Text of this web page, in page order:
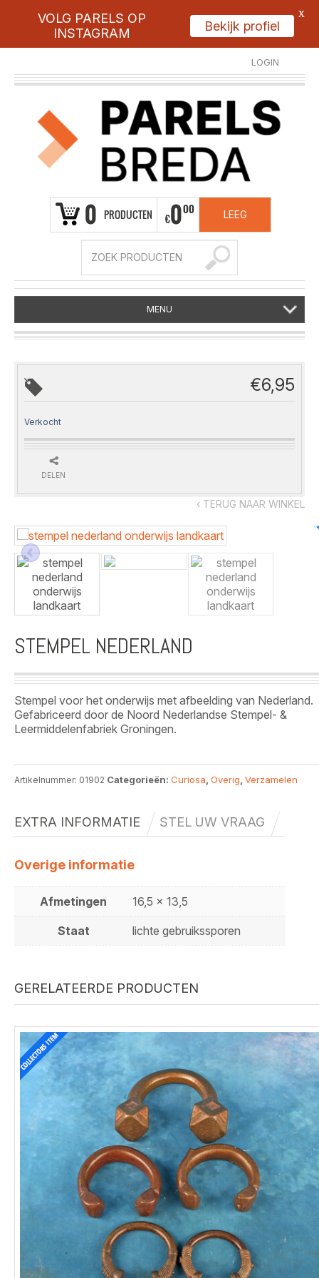
LOGIN
REGISTREER
0 PRODUCTEN €000 LEEG
MENU
‹ TERUG NAAR WINKEL
STEMPEL NEDERLAND
Stempel voor het onderwijs met afbeelding van Nederland.
Gefabriceerd door de Noord Nederlandse Stempel- &
Leermiddelenfabriek Groningen.
Artikelnummer: 01902 Categorieën: Curiosa Overig Verzamelen
EXTRA INFORMATIE STEL UW VRAAG
Overige informatie
Afmetingen 16,5 x 13,5
Staat lichte gebruikssporen
GERELATEERDE PRODUCTEN
€6,95
Verkocht
DELEN
VOLG PARELS OP
INSTAGRAM
Bekijk profiel
X